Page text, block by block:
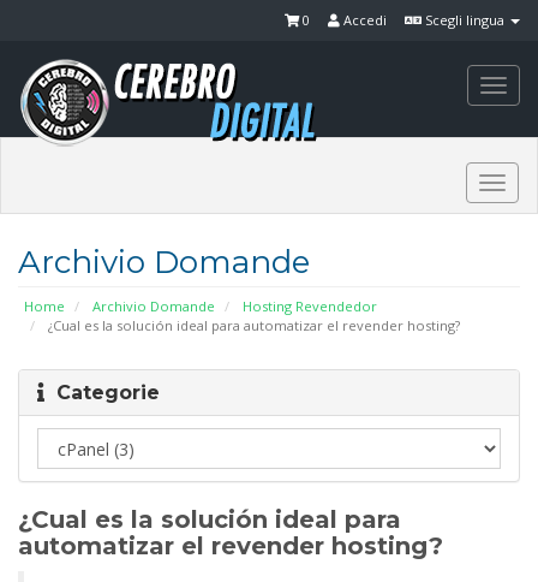
Scegli lingua
Accedi
0
Archivio Domande
Home Archivio Domande
Hosting Revendedor
¿Cual es la solución ideal para automatizar el revender hosting?
Categorie
¿Cual es la solución ideal para
automatizar el revender hosting?